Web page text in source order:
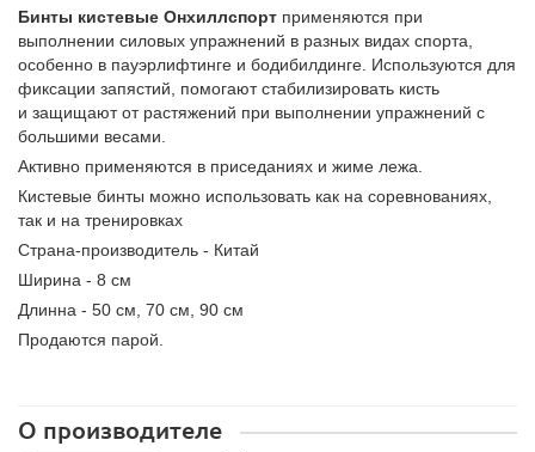
Бинты кистевые Онхиллспорт применяются при
выполнении силовых упражнений в разных видах спорта,
особенно в пауэрлифтинге и бодибилдинге. Используются для
фиксации запястий, помогают стабилизировать кисть
и защищают от растяжений при выполнении упражнений с
большими весами.
Активно применяются в приседаниях и жиме лежа.
Кистевые бинты можно использовать как на соревнованиях,
так и на тренировках
Страна-производитель - Китай
Ширина - 8 см
Длинна - 50 см, 70 см, 90 см
Продаются парой.
О производителе